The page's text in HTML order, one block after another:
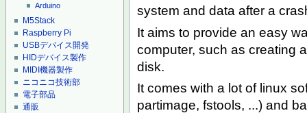
Arduino
M5Stack
Raspberry Pi
USBデバイス開発
HIDデバイス製作
MIDI機器製作
ニコニコ技術部
電子部品
通販
system and data after a
It aims to provide an easy
computer, such as creating
disk.
It comes with a lot of linux
partimage, fstools, ...) and